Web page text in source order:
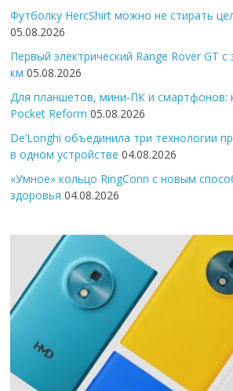
Футболку HercShirt можно не стирать
05.08.2026
Первый электрический Range Rover GT
км 05.08.2026
Для планшетов, мини-ПК и смартфонов:
Pocket Reform 05.08.2026
De’Longhi объединила три технологии
в одном устройстве 04.08.2026
«Умное» кольцо RingConn с новым
здоровья 04.08.2026